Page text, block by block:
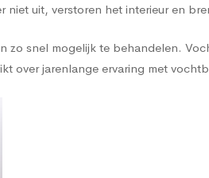
uit, verstoren het interieur en
zo snel mogelijk te behandelen.
over jarenlange ervaring met